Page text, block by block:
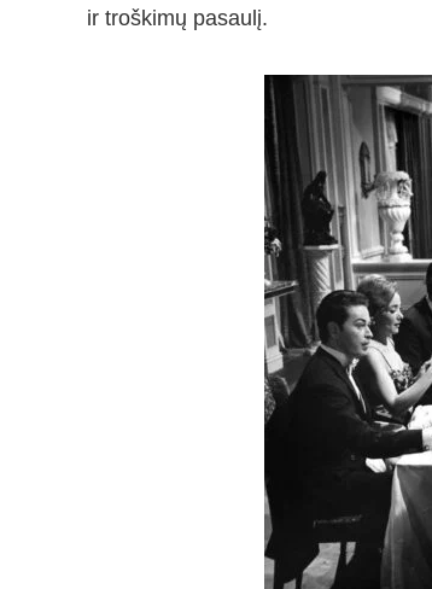
ir troškimų pasaulį.